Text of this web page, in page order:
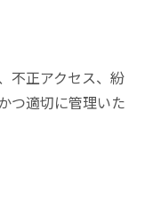
不正アクセス、紛
つ適切に管理いた